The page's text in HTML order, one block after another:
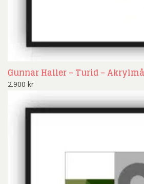
Gunnar Haller – Turid –
2.900 kr